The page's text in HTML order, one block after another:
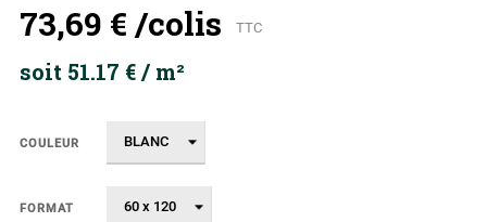
73,69 € /colis TTC
soit 51.17 € / m²
COULEUR
FORMAT